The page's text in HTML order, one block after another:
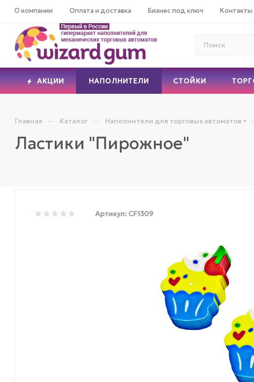
О компании Оплата и доставка Бизнес под ключ Контакты
АКЦИИ НАПОЛНИТЕЛИ СТОЙКИ
Главная — Каталог — Наполнители для торговых автоматов
Ластики "Пирожное"
Артикул: CF1309